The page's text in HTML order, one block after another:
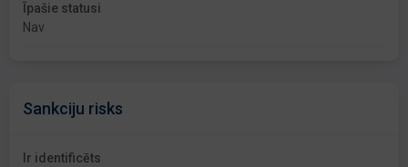
Īpašie statusi
Nav
Sankciju risks
Ir identificēts